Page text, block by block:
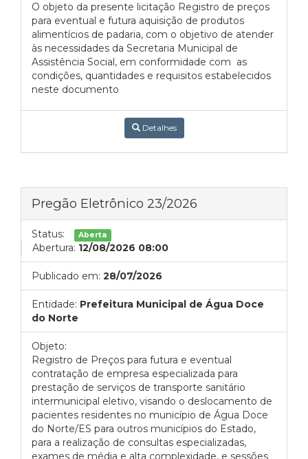
O objeto da presente licitação Registro de preços
para eventual e futura aquisição de produtos
alimentícios de padaria, com o objetivo de atender
às necessidades da Secretaria Municipal de
Assistência Social, em conformidade com as
condições, quantidades e requisitos estabelecidos
neste documento
Detalhes
Pregão Eletrônico 23/2026
Status: Aberta
Abertura: 12/08/2026 08:00
Publicado em: 28/07/2026
Entidade: Prefeitura Municipal de Água Doce
do Norte
Objeto:
Registro de Preços para futura e eventual
contratação de empresa especializada para
prestação de serviços de transporte sanitário
intermunicipal eletivo, visando o deslocamento de
pacientes residentes no município de Água Doce
do Norte/ES para outros municípios do Estado,
para a realização de consultas especializadas,
exames de média e alta complexidade, e sessões